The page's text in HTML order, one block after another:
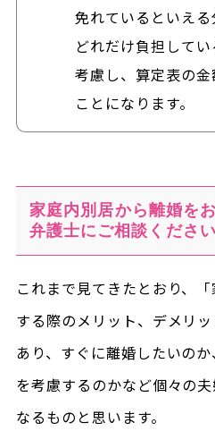
免れているといえ
どれだけ負担して
考慮し、算定表の
ことになります。
家庭内別居から離婚を
弁護士にご相談ください
これまで見てきたとおり、
する際のメリット、デメリ
あり、すぐに離婚したいの
を考慮するのかなど個々の
なるものと思います。